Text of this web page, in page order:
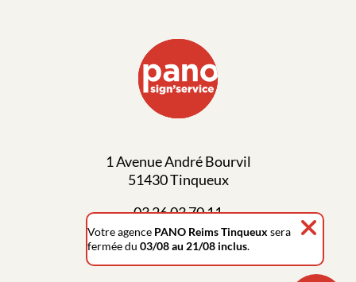
1 Avenue André Bourvil
51430 Tinqueux
03 26 03 70 11
Votre agence PANO Reims Tinqueux sera
fermée du 03/08 au 21/08 inclus.